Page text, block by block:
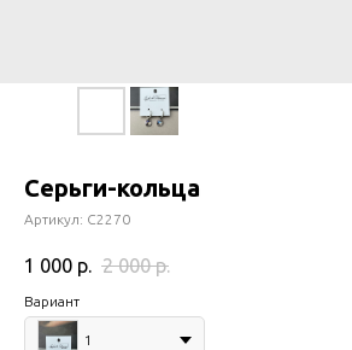
Серьги-кольца
Артикул: С2270
1 000 р. 2 000 р.
Вариант
1